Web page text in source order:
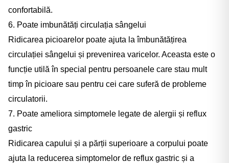
confortabilă.
6. Poate imbunătăți circulația sângelui
Ridicarea picioarelor poate ajuta la îmbunătățirea
circulației sângelui și prevenirea varicelor. Aceasta este o
funcție utilă în special pentru persoanele care stau mult
timp în picioare sau pentru cei care suferă de probleme
circulatorii.
7. Poate ameliora simptomele legate de alergii și reflux
gastric
Ridicarea capului și a părții superioare a corpului poate
ajuta la reducerea simptomelor de reflux gastric și a